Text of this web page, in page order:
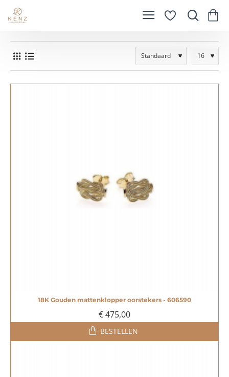
18K Gouden mattenklopper oorstekers - 606590
€ 475,00
BESTELLEN